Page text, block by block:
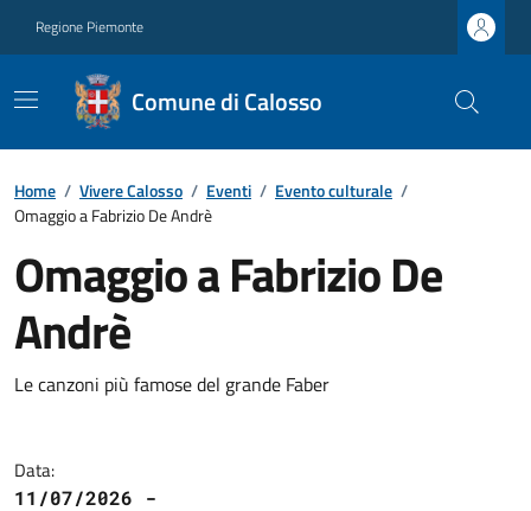
Regione Piemonte
Comune di Calosso
Home / Vivere Calosso / Eventi / Evento culturale /
Omaggio a Fabrizio De Andrè
Omaggio a Fabrizio De
Andrè
Le canzoni più famose del grande Faber
Data:
11/07/2026 -